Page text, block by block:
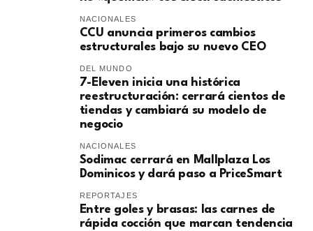
NACIONALES
CCU anuncia primeros cambios
estructurales bajo su nuevo CEO
DEL MUNDO
7-Eleven inicia una histórica
reestructuración: cerrará cientos de
tiendas y cambiará su modelo de
negocio
NACIONALES
Sodimac cerrará en Mallplaza Los
Dominicos y dará paso a PriceSmart
REPORTAJES
Entre goles y brasas: las carnes de
rápida cocción que marcan tendencia